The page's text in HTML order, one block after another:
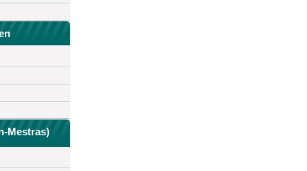
Mestras)